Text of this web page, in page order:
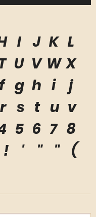
I J K L
U V W X
f g h i
j
r s t u v
5 6 7 8
! ' " " (